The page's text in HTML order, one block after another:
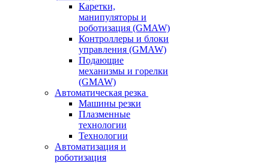
Каретки,
манипуляторы и
роботизация (GMAW)
Контроллеры и блоки
управления (GMAW)
Подающие
механизмы и горелки
(GMAW)
Автоматическая резка
Машины резки
Плазменные
технологии
Технологии
Автоматизация и
роботизация